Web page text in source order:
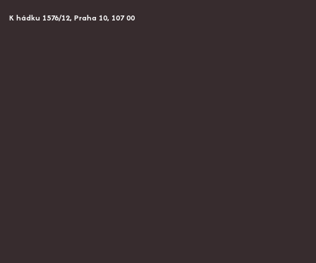
K hádku 1576/12, Praha 10, 107 00